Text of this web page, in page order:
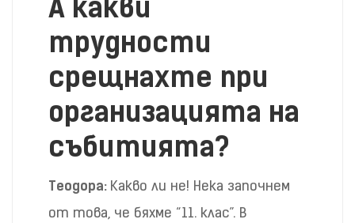
А какви
трудности
срещнахте при
организацията на
събитията?
Теодора: Какво ли не! Нека започнем
от това, че бяхме “11. клас”. В